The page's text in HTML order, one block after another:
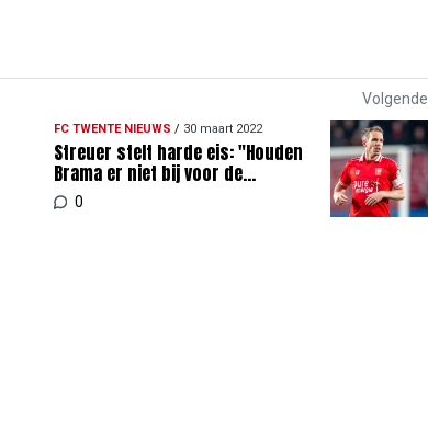
Volgende
FC TWENTE NIEUWS / 30 maart 2022
Streuer stelt harde eis: "Houden
Brama er niet bij voor de
kleedkamer"
0